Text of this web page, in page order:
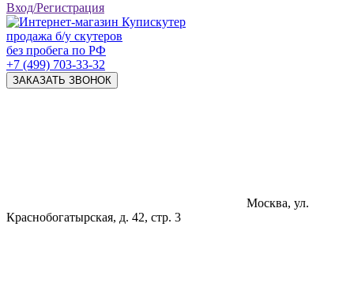
Вход/Регистрация
продажа б/у скутеров
без пробега по РФ
+7 (499) 703-33-32
ЗАКАЗАТЬ ЗВОНОК
Москва, ул.
Краснобогатырская, д. 42, стр. 3